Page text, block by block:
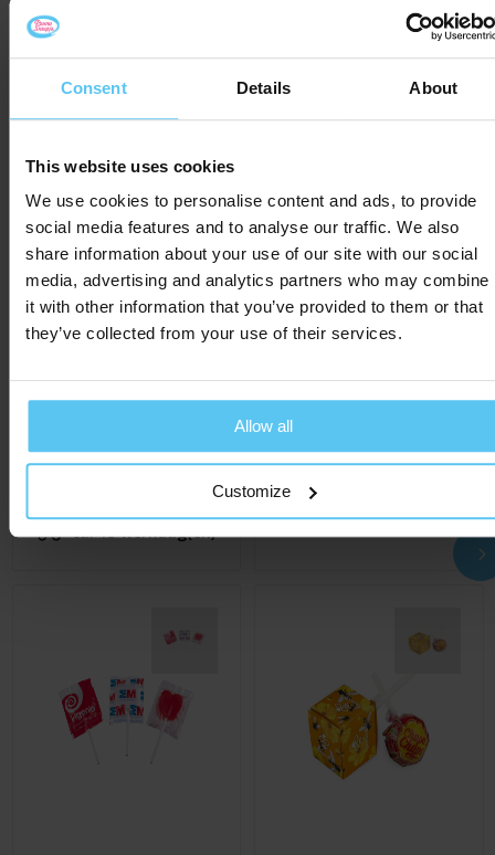
Consent Details About
This website uses cookies
We use cookies to personalise content and ads, to provide
social media features and to analyse our traffic. We also
share information about your use of our site with our social
media, advertising and analytics partners who may combine
it with other information that you’ve provided to them or that
they’ve collected from your use of their services.
Allow all
Customize
Gerelateerde producten
lolly
ca. 15 werkdag(en)
Kleine Knotslolly
Al vanaf € 0,12